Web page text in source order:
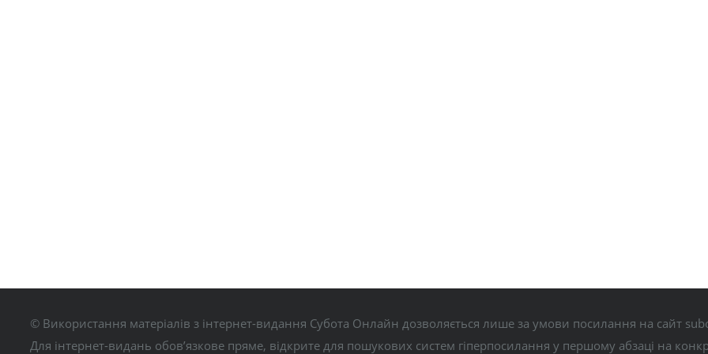
© Використання матеріалів з інтернет-видання Субота Онлайн дозволяється лише за умови посилання на сайт
Для інтернет-видань обов’язкове пряме, відкрите для пошукових систем гіперпосилання у першому абзаці на